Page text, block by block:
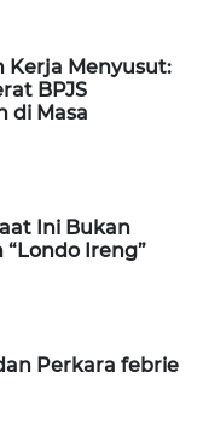
Kerja Menyusut:
BPJS
di Masa
Ini Bukan
Ireng”
Perkara febrie